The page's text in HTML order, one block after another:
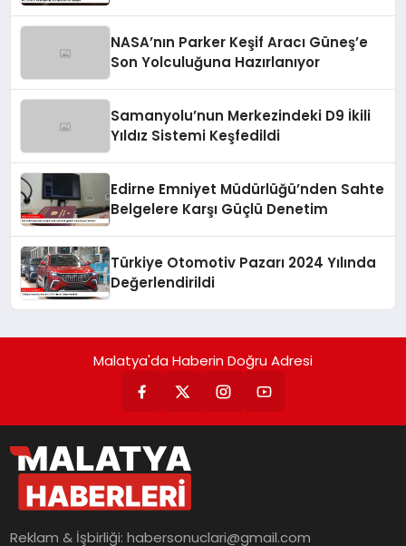
NASA’nın Parker Keşif Aracı Güneş’e
Son Yolculuğuna Hazırlanıyor
Samanyolu’nun Merkezindeki D9 İkili
Yıldız Sistemi Keşfedildi
Edirne Emniyet Müdürlüğü’nden Sahte
Belgelere Karşı Güçlü Denetim
Türkiye Otomotiv Pazarı 2024 Yılında
Değerlendirildi
Malatya'da Haberin Doğru Adresi
Reklam & İşbirliği:habersonuclari@gmail.com